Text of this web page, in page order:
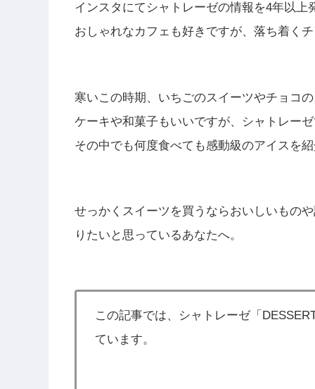
インスタにてシャトレーゼの情報を4年以上
おしゃれなカフェも好きですが、落ち着く
寒いこの時期、いちごのスイーツやチョコ
ケーキや和菓子もいいですが、シャトレー
その中でも何度食べても感動級のアイスを
せっかくスイーツを買うならおいしいもの
りたいと思っているあなたへ。
この記事では、シャトレーゼ「
ています。